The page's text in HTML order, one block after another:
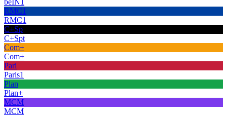
beIN1
RMC1
RMC1
C+Sp
C+Spt
Com+
Com+
Pari
Paris1
Plan
Plan+
MCM
MCM